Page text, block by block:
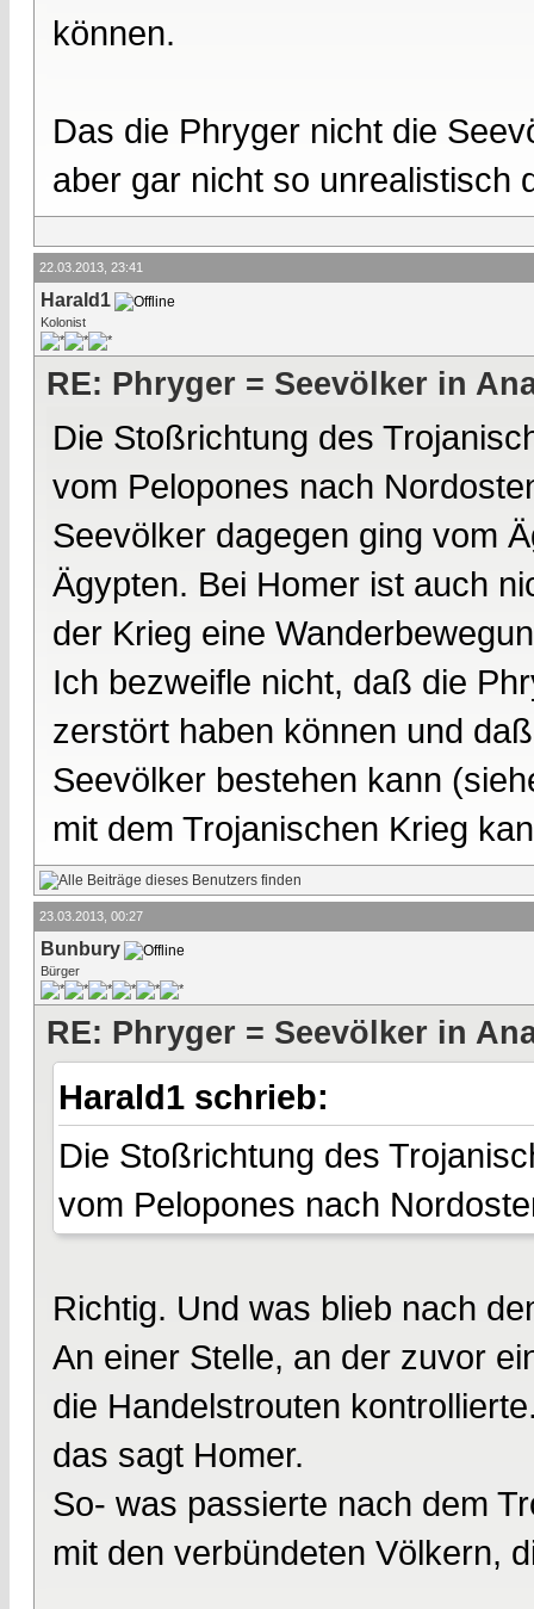
können.
Das die Phryger nicht die
aber gar nicht so unrealistisch
22.03.2013, 23:41
Harald1
Kolonist
RE: Phryger = Seevölker in
Die Stoßrichtung des
vom Pelopones nach
Seevölker dagegen ging vom
Ägypten. Bei Homer ist auch
der Krieg eine
Ich bezweifle nicht, daß die
zerstört haben können und
Seevölker bestehen kann
mit dem Trojanischen Krieg
23.03.2013, 00:27
Bunbury
Bürger
RE: Phryger = Seevölker in
Harald1 schrieb:
Die Stoßrichtung des
vom Pelopones nach
Richtig. Und was blieb nach
An einer Stelle, an der zuvor
die Handelstrouten
das sagt Homer.
So- was passierte nach dem
mit den verbündeten Völkern,